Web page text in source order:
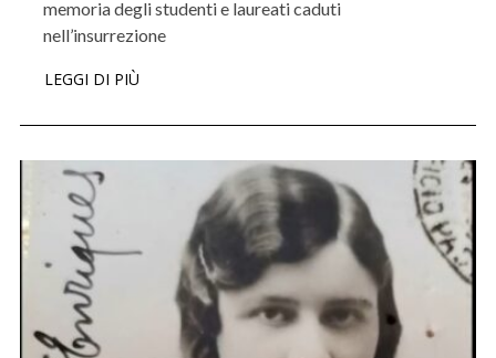
memoria degli studenti e laureati caduti
nell’insurrezione
LEGGI DI PIÙ